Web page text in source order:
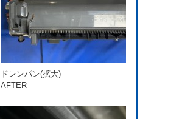
ドレンパン(拡大)
AFTER